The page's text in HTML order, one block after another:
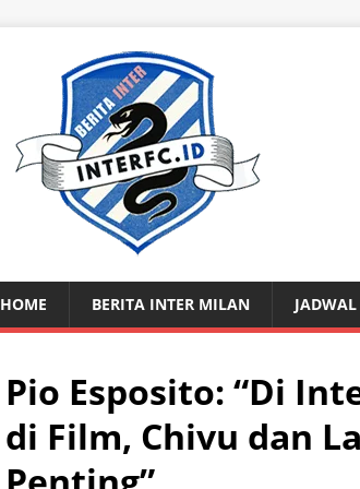
HOME BERITA INTER MILAN
Pio Esposito: “Di
di Film, Chivu dan